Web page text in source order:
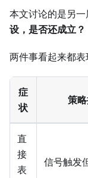
本文讨论的是另一
设，是否还成立？
两件事看起来都表
症
状
策
直
接
表
信号触发